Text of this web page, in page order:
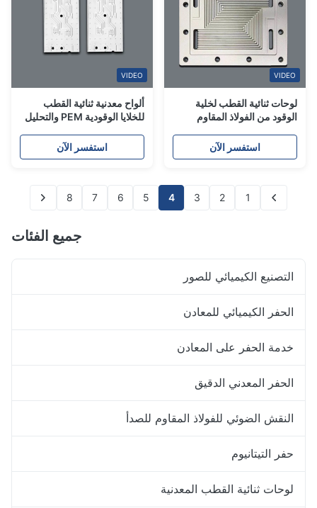
VIDEO
لوحات ثنائية القطب لخلية
الوقود من الفولاذ المقاوم
المحفورة من الفولاذ المقاوم
للصدأ
استفسر الآن
VIDEO
ألواح معدنية ثنائية القطب
للخلايا الوقودية PEM والتحليل
استفسر الآن
1
2
3
4
5
6
7
8
جميع الفئات
التصنيع الكيميائي للصور
الحفر الكيميائي للمعادن
خدمة الحفر على المعادن
الحفر المعدني الدقيق
النقش الضوئي للفولاذ المقاوم للصدأ
حفر التيتانيوم
لوحات ثنائية القطب المعدنية